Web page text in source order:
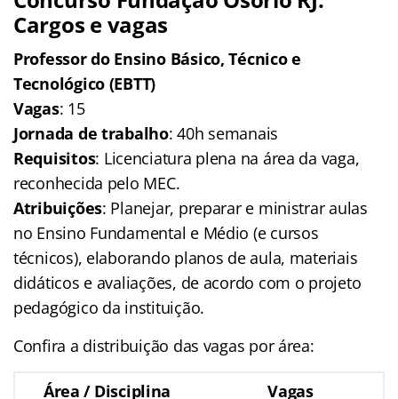
Cargos e vagas
Professor do Ensino Básico, Técnico e
Tecnológico (EBTT)
Vagas: 15
Jornada de trabalho: 40h semanais
Requisitos: Licenciatura plena na área da vaga,
reconhecida pelo MEC.
Atribuições: Planejar, preparar e ministrar aulas
no Ensino Fundamental e Médio (e cursos
técnicos), elaborando planos de aula, materiais
didáticos e avaliações, de acordo com o projeto
pedagógico da instituição.​​
Confira a distribuição das vagas por área:
Área / Disciplina Vagas